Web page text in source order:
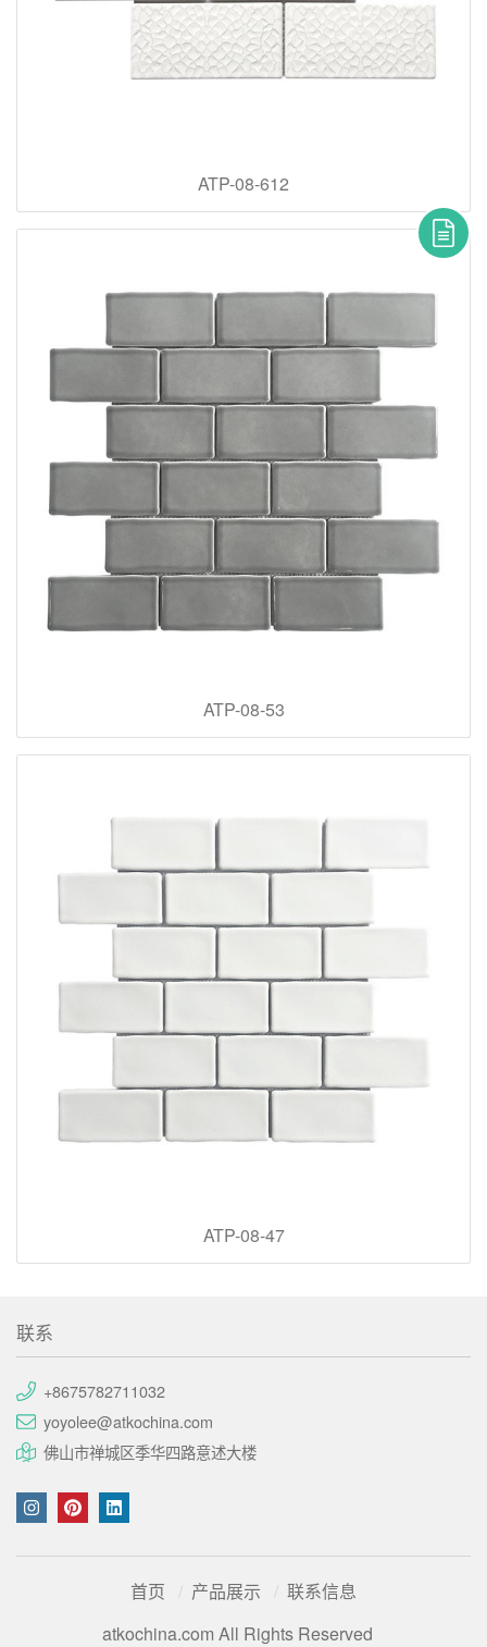
ATP-08-612
ATP-08-53
ATP-08-47
联系
+8675782711032
yoyolee@atkochina.com
佛山市禅城区季华四路意述大楼
首页 产品展示
联系信息
atkochina.com All Rights Reserved